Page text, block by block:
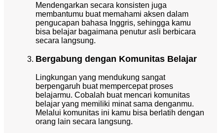
Mendengarkan secara konsisten juga
membantumu buat memahami aksen dalam
pengucapan bahasa Inggris, sehingga kamu
bisa belajar bagaimana penutur asli berbicara
secara langsung.
Bergabung dengan Komunitas Belajar
Lingkungan yang mendukung sangat
berpengaruh buat mempercepat proses
belajarmu. Cobalah buat mencari komunitas
belajar yang memiliki minat sama denganmu.
Melalui komunitas ini kamu bisa berlatih dengan
orang lain secara langsung.